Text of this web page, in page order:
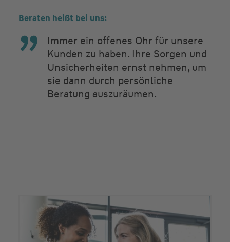
Beraten heißt bei uns:
Immer ein offenes Ohr für unsere
Kunden zu haben. Ihre Sorgen und
Unsicherheiten ernst nehmen, um
sie dann durch persönliche
Beratung auszuräumen.